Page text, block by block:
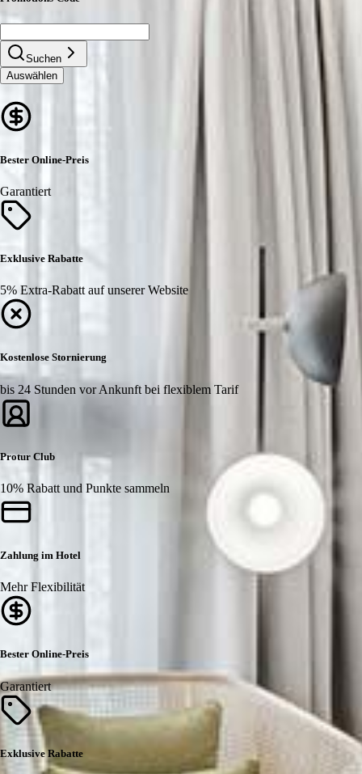
Suchen
Auswählen
Bester Online-Preis
Garantiert
Exklusive Rabatte
5% Extra-Rabatt auf unserer Website
Kostenlose Stornierung
bis 24 Stunden vor Ankunft bei flexiblem Tarif
Protur Club
10% Rabatt und Punkte sammeln
Zahlung im Hotel
Mehr Flexibilität
Bester Online-Preis
Garantiert
Exklusive Rabatte